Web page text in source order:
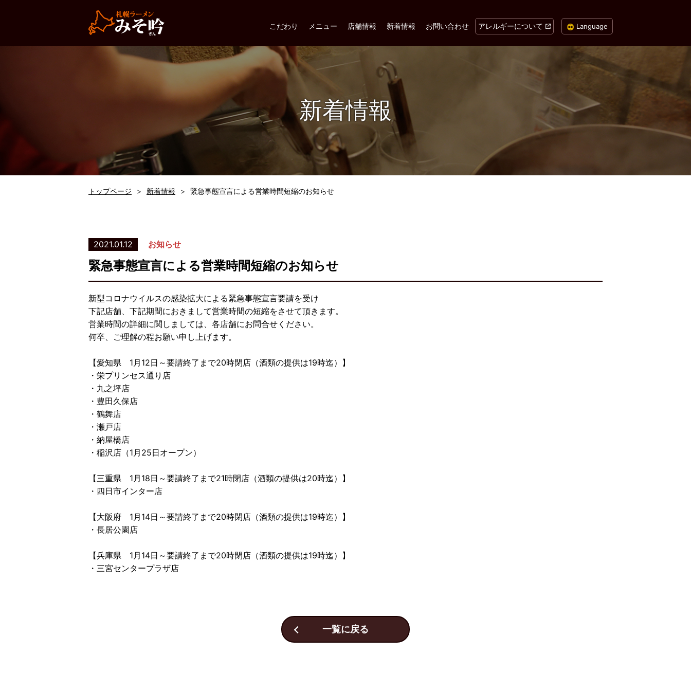
Language
こだわり メニュー 店舗情報 新着情報 お問い合わせ アレルギーについて
新着情報
トップページ 新着情報 緊急事態宣言による営業時間短縮のお知らせ
2021.01.12 お知らせ
緊急事態宣言による営業時間短縮のお知らせ
新型コロナウイルスの感染拡大による緊急事態宣言要請を受け
下記店舗、下記期間におきまして営業時間の短縮をさせて頂きます。
営業時間の詳細に関しましては、各店舗にお問合せください。
何卒、ご理解の程お願い申し上げます。
【愛知県 1月12日～要請終了まで20時閉店（酒類の提供は19時迄）】
・栄プリンセス通り店
・九之坪店
・豊田久保店
・鶴舞店
・瀬戸店
・納屋橋店
・稲沢店（1月25日オープン）
【三重県 1月18日～要請終了まで21時閉店（酒類の提供は20時迄）】
・四日市インター店
【大阪府 1月14日～要請終了まで20時閉店（酒類の提供は19時迄）】
・長居公園店
【兵庫県 1月14日～要請終了まで20時閉店（酒類の提供は19時迄）】
・三宮センタープラザ店
一覧に戻る